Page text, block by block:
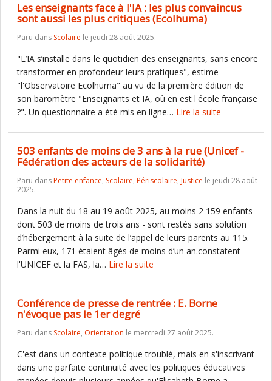
Les enseignants face à l'IA : les plus convaincus
sont aussi les plus critiques (Ecolhuma)
Paru dans Scolaire le jeudi 28 août 2025.
"L’IA s’installe dans le quotidien des enseignants, sans encore
transformer en profondeur leurs pratiques", estime
"l'Observatoire Ecolhuma" au vu de la première édition de
son baromètre "Enseignants et IA, où en est l'école française
?". Un questionnaire a été mis en ligne… Lire la suite
503 enfants de moins de 3 ans à la rue (Unicef -
Fédération des acteurs de la solidarité)
Paru dansPetite enfance, Scolaire, Périscolaire, Justice le jeudi 28 août
2025.
Dans la nuit du 18 au 19 août 2025, au moins 2 159 enfants -
dont 503 de moins de trois ans - sont restés sans solution
d’hébergement à la suite de l’appel de leurs parents au 115.
Parmi eux, 171 étaient âgés de moins d’un an.constatent
l'UNICEF et la FAS, la… Lire la suite
Conférence de presse de rentrée : E. Borne
n'évoque pas le 1er degré
Paru dans Scolaire, Orientation le mercredi 27 août 2025.
C'est dans un contexte politique troublé, mais en s'inscrivant
dans une parfaite continuité avec les politiques éducatives